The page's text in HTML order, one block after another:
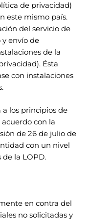
de privacidad)
este mismo país.
del servicio de
envío de
de la
). Ésta
con instalaciones
los principios de
acuerdo con la
de 26 de julio de
con un nivel
de la LOPD.
en contra del
no solicitadas y